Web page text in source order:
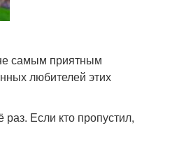
самым приятным
любителей этих
Если кто пропустил,